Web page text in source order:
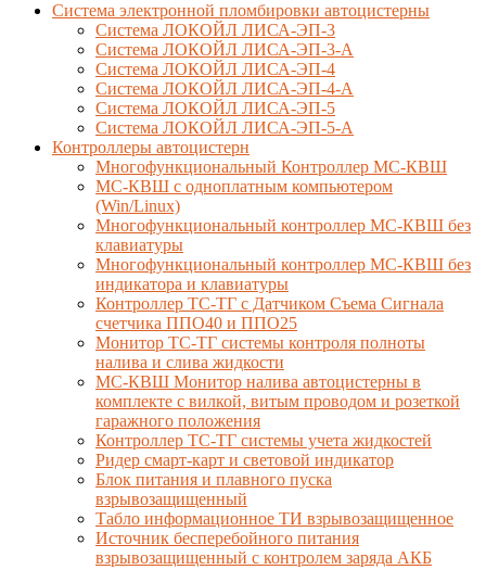
Система электронной пломбировки автоцистерны
Система ЛОКОЙЛ ЛИСА-ЭП-3
Система ЛОКОЙЛ ЛИСА-ЭП-3-А
Система ЛОКОЙЛ ЛИСА-ЭП-4
Система ЛОКОЙЛ ЛИСА-ЭП-4-А
Система ЛОКОЙЛ ЛИСА-ЭП-5
Система ЛОКОЙЛ ЛИСА-ЭП-5-А
Контроллеры автоцистерн
Многофункциональный Контроллер МС-КВШ
МС-КВШ с одноплатным компьютером
(Win/Linux)
Многофункциональный контроллер МС-КВШ без
клавиатуры
Многофункциональный контроллер МС-КВШ без
индикатора и клавиатуры
Контроллер ТС-ТГ с Датчиком Съема Сигнала
счетчика ППО40 и ППО25
Монитор ТС-ТГ системы контроля полноты
налива и слива жидкости
МС-КВШ Монитор налива автоцистерны в
комплекте с вилкой, витым проводом и розеткой
гаражного положения
Контроллер ТС-ТГ системы учета жидкостей
Ридер смарт-карт и световой индикатор
Блок питания и плавного пуска
взрывозащищенный
Табло информационное ТИ взрывозащищенное
Источник бесперебойного питания
взрывозащищенный с контролем заряда АКБ